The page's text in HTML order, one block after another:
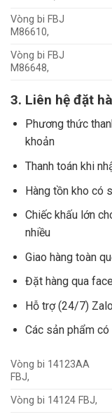
Vòng bi FBJ
M86610,
Vòng bi FBJ
M86648,
3. Liên hệ đặt
Phương thức
khoản
Thanh toán khi
Hàng tồn kho có
Chiếc khấu lớn
nhiều
Giao hàng toàn
Đặt hàng qua
Hỗ trợ (24/7)
Các sản phẩm
Vòng bi 14123AA
FBJ,
Vòng bi 14124 FBJ,